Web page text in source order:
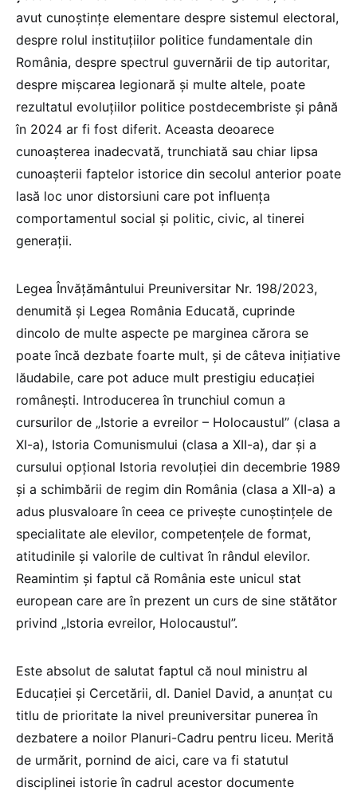
avut cunoștințe elementare despre sistemul electoral,
despre rolul instituțiilor politice fundamentale din
România, despre spectrul guvernării de tip autoritar,
despre mișcarea legionară și multe altele, poate
rezultatul evoluțiilor politice postdecembriste și până
în 2024 ar fi fost diferit. Aceasta deoarece
cunoaşterea inadecvată, trunchiată sau chiar lipsa
cunoaşterii faptelor istorice din secolul anterior poate
lasă loc unor distorsiuni care pot influenţa
comportamentul social şi politic, civic, al tinerei
generații.
Legea Învățământului Preuniversitar Nr. 198/2023,
denumită și Legea România Educată, cuprinde
dincolo de multe aspecte pe marginea cărora se
poate încă dezbate foarte mult, și de câteva inițiative
lăudabile, care pot aduce mult prestigiu educației
românești. Introducerea în trunchiul comun a
cursurilor de „Istorie a evreilor – Holocaustul” (clasa a
XI-a), Istoria Comunismului (clasa a XII-a), dar și a
cursului opțional Istoria revoluției din decembrie 1989
și a schimbării de regim din România (clasa a XII-a) a
adus plusvaloare în ceea ce privește cunoștințele de
specialitate ale elevilor, competențele de format,
atitudinile și valorile de cultivat în rândul elevilor.
Reamintim și faptul că România este unicul stat
european care are în prezent un curs de sine stătător
privind „Istoria evreilor, Holocaustul”.
Este absolut de salutat faptul că noul ministru al
Educației și Cercetării, dl. Daniel David, a anunțat cu
titlu de prioritate la nivel preuniversitar punerea în
dezbatere a noilor Planuri-Cadru pentru liceu. Merită
de urmărit, pornind de aici, care va fi statutul
disciplinei istorie în cadrul acestor documente